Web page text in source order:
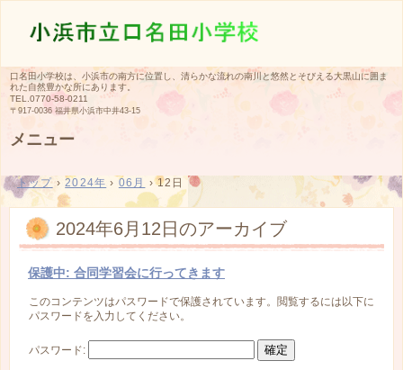
口名田小学校は、小浜市の南方に位置し、清らかな流れの南川と悠然とそびえる大黒山に囲ま
れた自然豊かな所にあります。
TEL. 0770-58-0211
〒917-0036 福井県小浜市中井43-15
メニュー
ン
テ
ス
トップ › 2024年 › 06月 › 12日
2024年6月12日 のアーカイブ
保護中: 合同学習会に行ってきます
このコンテンツはパスワードで保護されています。閲覧するには以下に
パスワードを入力してください。
パスワード: